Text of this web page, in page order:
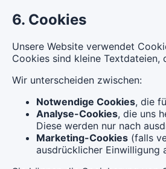
6. Cookies
Unsere Website verwendet
Cookies sind kleine Textdateien,
Wir unterscheiden zwischen:
Notwendige Cookies, die
Analyse-Cookies, die uns
Diese werden nur nach
Marketing-Cookies (falls
ausdrücklicher Einwilligung